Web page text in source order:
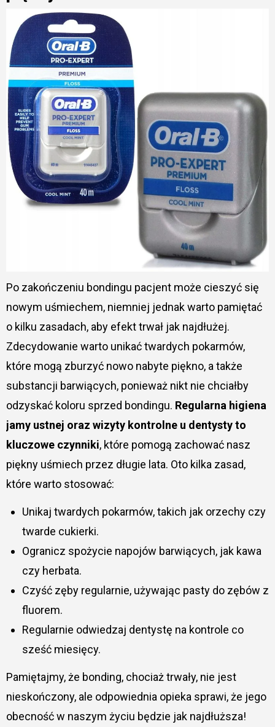
Po zakończeniu bondingu pacjent może cieszyć się
nowym uśmiechem, niemniej jednak warto pamiętać
o kilku zasadach, aby efekt trwał jak najdłużej.
Zdecydowanie warto unikać twardych pokarmów,
które mogą zburzyć nowo nabyte piękno, a także
substancji barwiących, ponieważ nikt nie chciałby
odzyskać koloru sprzed bondingu. Regularna higiena
jamy ustnej oraz wizyty kontrolne u dentysty to
kluczowe czynniki, które pomogą zachować nasz
piękny uśmiech przez długie lata. Oto kilka zasad,
które warto stosować:
Unikaj twardych pokarmów, takich jak orzechy czy
twarde cukierki.
Ogranicz spożycie napojów barwiących, jak kawa
czy herbata.
Czyść zęby regularnie, używając pasty do zębów z
fluorem.
Regularnie odwiedzaj dentystę na kontrole co
sześć miesięcy.
Pamiętajmy, że bonding, chociaż trwały, nie jest
nieskończony, ale odpowiednia opieka sprawi, że jego
obecność w naszym życiu będzie jak najdłuższa!